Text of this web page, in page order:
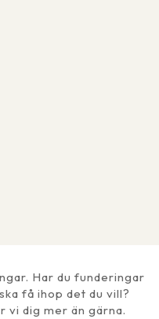
Har du funderingar
få ihop det du vill?
vi dig mer än gärna.